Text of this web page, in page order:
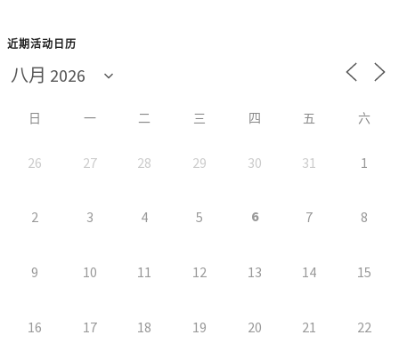
近期活动日历
日 一 二 三 四 五 六
26 27 28 29 30 31 1
2 3 4 5 6 7 8
9 10 11 12 13 14 15
16 17 18 19 20 21 22